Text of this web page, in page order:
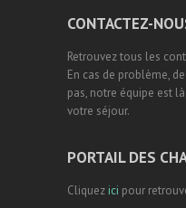
CONTACTEZ-
Retrouvez tous les
En cas de problème,
pas, notre équipe est
votre séjour.
PORTAIL DES
Cliquez ici pour